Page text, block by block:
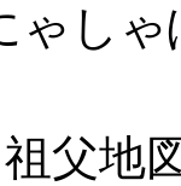
ゃし
祖父地